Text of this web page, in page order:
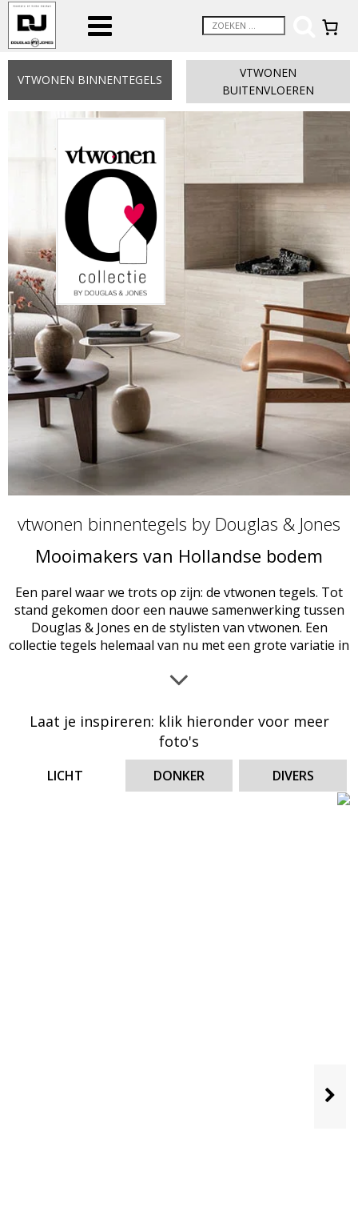
VTWONEN BINNENTEGELS
VTWONEN
BUITENVLOEREN
vtwonen binnentegels by Douglas & Jones
Mooimakers van Hollandse bodem
Een parel waar we trots op zijn: de vtwonen tegels. Tot
stand gekomen door een nauwe samenwerking tussen
Douglas & Jones en de stylisten van vtwonen. Een
collectie tegels helemaal van nu met een grote variatie in
tegen de wand. Houtlook en betonlook tegels met een
speels. Je kunt ze naar hartenlust mixen & matchen en je
eigen stijl creëren.
Deze bijzondere tegelcollectie in het echt bekijken?
Vind hier een dealer bij jou in de buurt!
Laat je inspireren: klik hieronder voor meer
foto's
LICHT DONKER DIVERS